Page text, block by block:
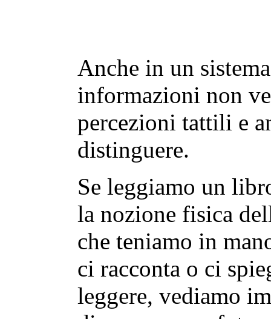
Anche in un
informazioni non
percezioni tattili e
distinguere.
Se leggiamo un
la nozione fisica
che teniamo in
ci racconta o ci
leggere, vediamo